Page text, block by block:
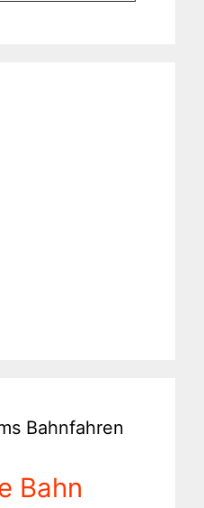
Bahnfahren
Bahn